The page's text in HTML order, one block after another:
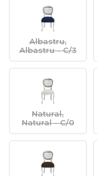
Albastru,
Albastru - C/3
Natural,
Natural - C/0